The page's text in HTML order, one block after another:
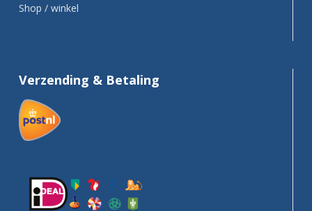
Shop / winkel
Verzending & Betaling